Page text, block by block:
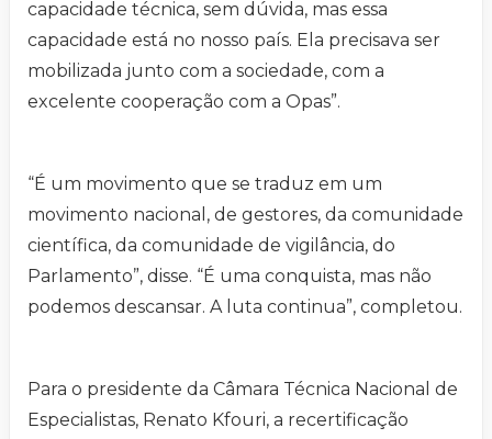
capacidade técnica, sem dúvida, mas essa
capacidade está no nosso país. Ela precisava ser
mobilizada junto com a sociedade, com a
excelente cooperação com a Opas”.
“É um movimento que se traduz em um
movimento nacional, de gestores, da comunidade
científica, da comunidade de vigilância, do
Parlamento”, disse. “É uma conquista, mas não
podemos descansar. A luta continua”, completou.
Para o presidente da Câmara Técnica Nacional de
Especialistas, Renato Kfouri, a recertificação